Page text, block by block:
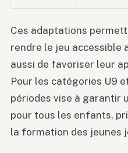
Ces adaptations
rendre le jeu accessible
aussi de favoriser leur
Pour les catégories U9
périodes vise à garantir
pour tous les enfants,
la formation des jeunes